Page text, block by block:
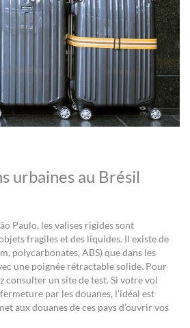
urbaines au Brésil
Paulo, les valises rigides sont
fragiles et des liquides. Il existe de
polycarbonates, ABS) que dans les
une poignée rétractable solide. Pour
consulter un site de test. Si votre vol
par les douanes, l’idéal est
aux douanes de ces pays d’ouvrir vos